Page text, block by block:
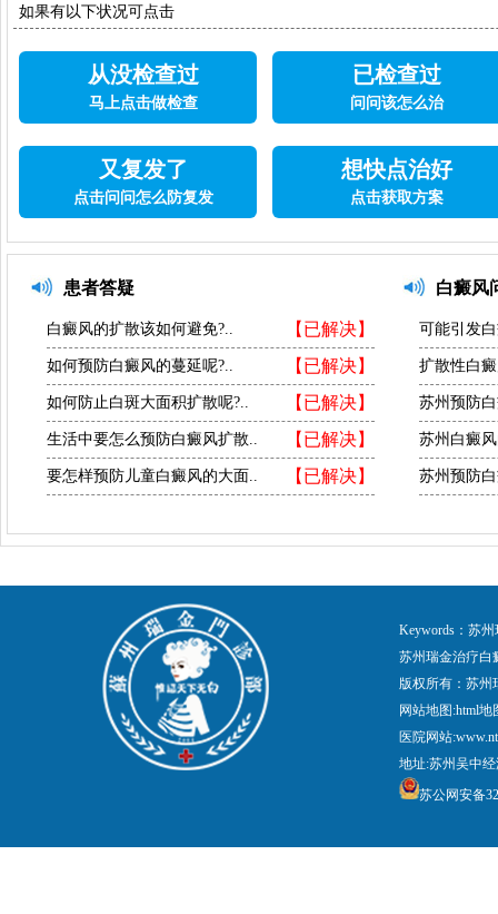
如果有以下状况可点击
从没检查过
马上点击做检查
已检查过
问问该怎么治
又复发了
点击问问怎么防复发
想快点治好
点击获取方案
患者答疑
【已解决】
白癜风的扩散该如何避免?..
【已解决】
如何预防白癜风的蔓延呢?..
【已解决】
如何防止白斑大面积扩散呢?..
【已解决】
生活中要怎么预防白癜风扩散..
【已解决】
要怎样预防儿童白癜风的大面..
白癜风
可能引发
扩散性白
苏州预防
苏州白癜
苏州预防
Keywords：苏
苏州瑞金治疗白
版权所有：苏
网站地图:html地
医院网站
地址:苏州吴中
苏公网安备